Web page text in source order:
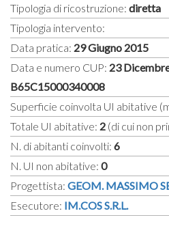
Tipologia di ricostruzione: diretta
Tipologia intervento:
Data pratica: 29 Giugno 2015
Data e numero CUP: 23
B65C15000340008
Superficie coinvolta UI abitative
Totale UI abitative: 2 (di cui non
N. di abitanti coinvolti: 6
N. UI non abitative: 0
Progettista: GEOM. MASSIMO
Esecutore: IM.COS S.R.L.